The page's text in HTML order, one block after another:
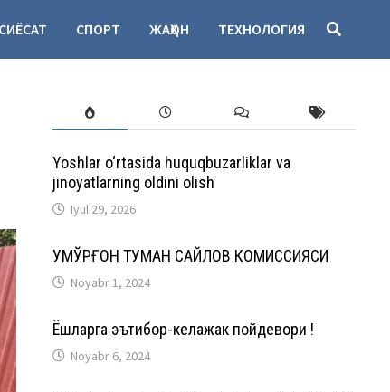
СИЁСАТ СПОРТ ЖАҲОН ТЕХНОЛОГИЯ
Yoshlar o‘rtasida huquqbuzarliklar va
jinoyatlarning oldini olish
Iyul 29, 2026
ҚУМҚЎРҒОН ТУМАН САЙЛОВ КОМИССИЯСИ
Noyabr 1, 2024
Ёшларга эътибор-келажак пойдевори !
Noyabr 6, 2024